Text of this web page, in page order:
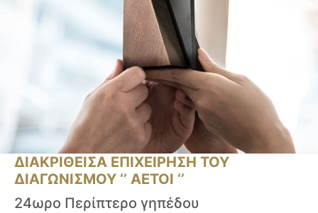
ΔΙΑΚΡΙΘΕΙΣΑ ΕΠΙΧΕΙΡΗΣΗ ΤΟΥ
ΔΙΑΓΩΝΙΣΜΟΥ ‘’ ΑΕΤΟΙ ‘’
24ωρο Περίπτερο γηπέδου